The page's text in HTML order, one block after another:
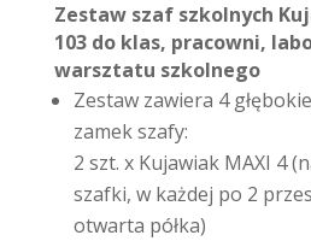
Zestaw szaf szkolnych
103 do klas, pracowni,
warsztatu szkolnego
Zestaw zawiera 4
zamek szafy:
2 szt. x Kujawiak MAXI 4
szafki, w każdej po 2
otwarta półka)